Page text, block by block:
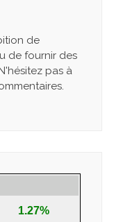
de
de fournir des
pas à
1.27%